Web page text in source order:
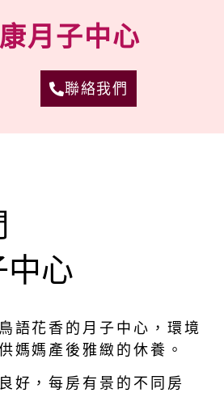
月子中心
聯絡我們
心
語花香的月子中心，環境
媽媽產後雅緻的休養。
好，每房有景的不同房